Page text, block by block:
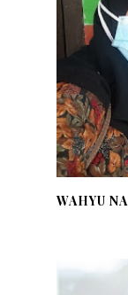
WAHYU